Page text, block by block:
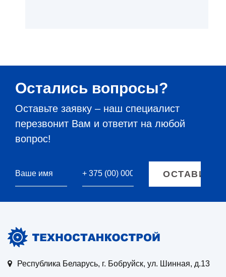
Остались вопросы?
Оставьте заявку – наш специалист
перезвонит Вам и ответит на любой
вопрос!
Республика Беларусь, г. Бобруйск, ул. Шинная, д.13